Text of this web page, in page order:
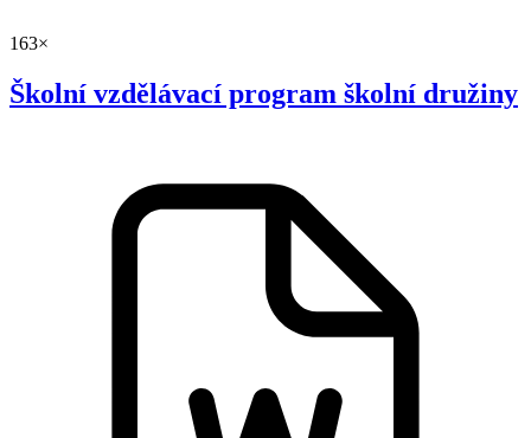
163×
Školní vzdělávací program školní družiny